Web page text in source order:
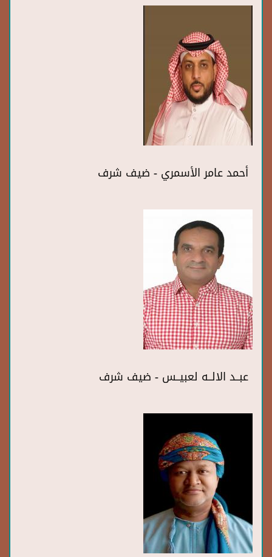
أحمد عامر الأسمري - ضيف شرف
عبــد الالــه لعبيــس - ضيف شرف